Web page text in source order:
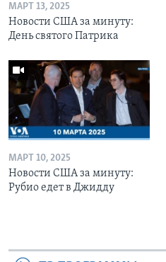
МАРТ 13, 2025
Новости США за минуту:
День святого Патрика
МАРТ 10, 2025
Новости США за минуту:
Рубио едет в Джидду